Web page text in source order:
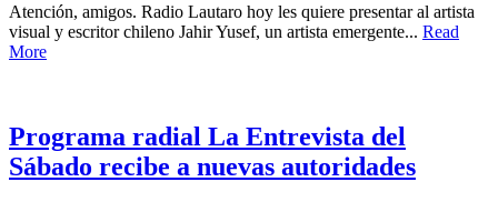
Atención, amigos. Radio Lautaro hoy les quiere presentar al artista
visual y escritor chileno Jahir Yusef, un artista emergente... Read
More
Programa radial La Entrevista del
Sábado recibe a nuevas autoridades